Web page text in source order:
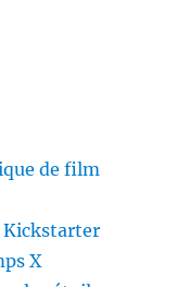
de film
Kickstarter
X